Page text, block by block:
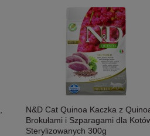
MAC's Shakery Sticks Kurczak I
Wołowina Z Kocimiętką I Szałwią 50g,
Niewielkie Miękkie Paluszki Dla Kota!
N&D Cat Quinoa Kaczka z
Brokułami i Szparagami dla
Sterylizowanych 300g